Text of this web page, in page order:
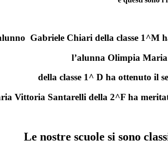
Gabriele Chiari della classe 1^M
l’alunna Olimpia
della classe 1^ D ha ottenuto il
Vittoria Santarelli della 2^F ha
Le nostre scuole si sono